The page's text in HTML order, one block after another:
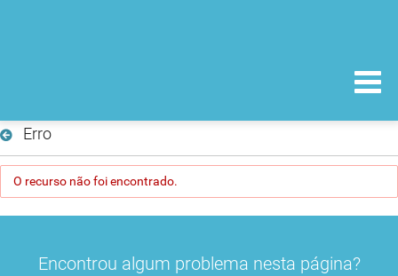
Erro
O recurso não foi encontrado.
Encontrou algum problema nesta página?